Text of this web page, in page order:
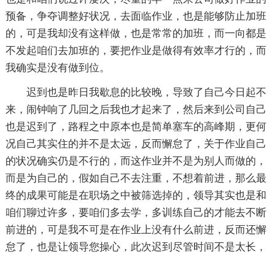
预备，争夺调整好状况，去面临作业，也是能够防止加班
的，可是我却没有这样做，也是常常的加班，而一向都是
不发起咱们去加班的，要把作业是做得有效率才行的，而
我确实是没有做到位。
迟到也是昨日我歇息的比较晚，导致了自己今日起不
来，闹钟响了几回之后我也才起来了，然后来到公司自己
也是迟到了，路程之中原本也是简单塞车的高峰期，更何
况自己其实住的并不是太远，反而懈怠了，关于作业自己
的状况确实仍是不行的，而这作业并不是为别人而做的，
而是为自己的，假如自己不去注重，不想着前进，那么最
终的成果可能是在职场之中被筛选掉的，领导其实也是和
咱们聊过许多，要咱们多去学，多训练自己的才能去不断
前进的，可是我不可是在作业上没有什么前进，反而还懈
怠了，也是让领导您操心，此次迟到尽管时间不是太长，